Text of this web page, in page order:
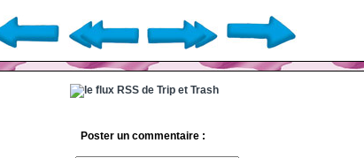
Poster un commentaire :